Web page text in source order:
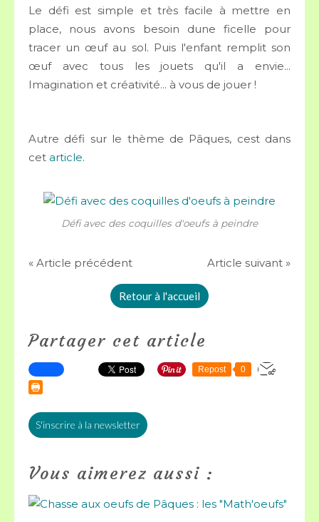
Le défi est simple et très facile à mettre en
place, nous avons besoin dune ficelle pour
tracer un œuf au sol. Puis l'enfant remplit son
œuf avec tous les jouets qu'il a envie...
Imagination et créativité... à vous de jouer !
Autre défi sur le thème de Pâques, cest dans
cet article.
Défi avec des coquilles d'oeufs à peindre
« Article précédent Article suivant »
Retour à l'accueil
Partager cet article
Repost 0
S'inscrire à la newsletter
Vous aimerez aussi :